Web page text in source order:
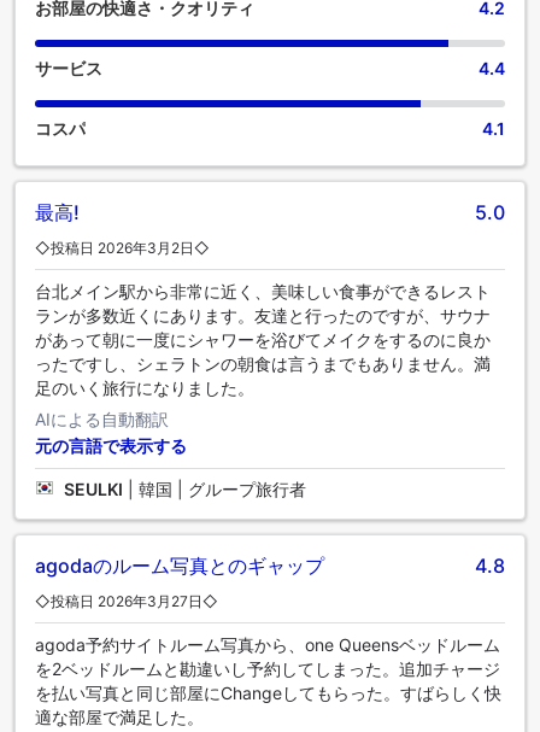
お部屋の快適さ・クオリティ 4.2
サービス 4.4
コスパ 4.1
最高! 5.0
◇投稿日 2026年3月2日◇
台北メイン駅から非常に近く、美味しい食事ができるレスト
ランが多数近くにあります。友達と行ったのですが、サウナ
があって朝に一度にシャワーを浴びてメイクをするのに良か
ったですし、シェラトンの朝食は言うまでもありません。満
足のいく旅行になりました。
AIによる自動翻訳
元の言語で表示する
SEULKI 韓国 | グループ旅行者
agodaのルーム写真とのギャップ 4.8
◇投稿日 2026年3月27日◇
agoda予約サイトルーム写真から、one Queensベッドルーム
を2ベッドルームと勘違いし予約してしまった。追加チャージ
を払い写真と同じ部屋にChangeしてもらった。すばらしく快
適な部屋で満足した。